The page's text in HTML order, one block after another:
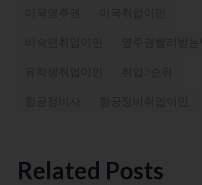
Related Posts